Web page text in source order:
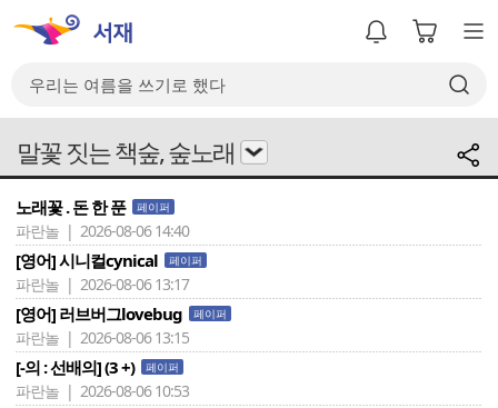
말꽃 짓는 책숲, 숲노래
노래꽃 . 돈 한 푼 페이퍼
파란놀 | 2026-08-06 14:40
[영어] 시니컬cynical 페이퍼
파란놀 | 2026-08-06 13:17
[영어] 러브버그lovebug 페이퍼
파란놀 | 2026-08-06 13:15
[-의 : 선배의] (3 +) 페이퍼
파란놀 | 2026-08-06 10:53